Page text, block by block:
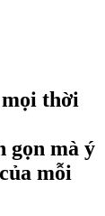
thời
gọn mà ý
mỗi